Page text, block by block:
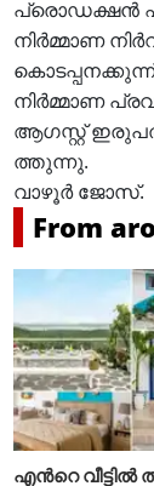
പ്രൊഡക്ഷൻ
നിർമ്മാണ
നിർമ്മാണ
ആഗസ്റ്റ്
ത്തുന്നു.
വാഴൂർ ജോസ്.
From
എന്‍റെ വീട്ടില്‍